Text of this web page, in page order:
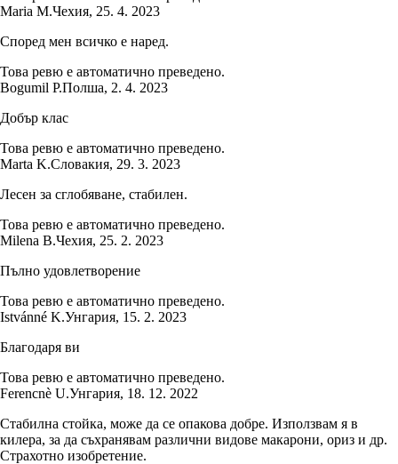
Maria M.Чехия, 25. 4. 2023
Според мен всичко е наред.
Това ревю е автоматично преведено.
Bogumil P.Полша, 2. 4. 2023
Добър клас
Това ревю е автоматично преведено.
Marta K.Словакия, 29. 3. 2023
Лесен за сглобяване, стабилен.
Това ревю е автоматично преведено.
Milena B.Чехия, 25. 2. 2023
Пълно удовлетворение
Това ревю е автоматично преведено.
Istvánné K.Унгария, 15. 2. 2023
Благодаря ви
Това ревю е автоматично преведено.
Ferencnè U.Унгария, 18. 12. 2022
Стабилна стойка, може да се опакова добре. Използвам я в
килера, за да съхранявам различни видове макарони, ориз и др.
Страхотно изобретение.